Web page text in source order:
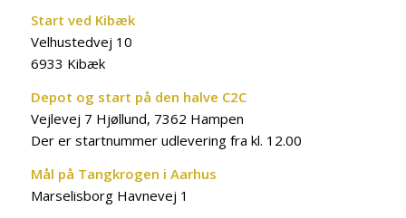
Start ved Kibæk
Velhustedvej 10
6933 Kibæk
Depot og start på den halve C2C
Vejlevej 7 Hjøllund, 7362 Hampen
Der er startnummer udlevering fra kl. 12.00
Mål på Tangkrogen i Aarhus
Marselisborg Havnevej 1